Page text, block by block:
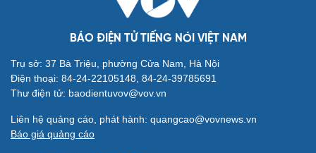
BÁO ĐIỆN TỬ TIẾNG NÓI VIỆT NAM
Trụ sở: 37 Bà Triệu, phường Cửa Nam, Hà Nội
Điện thoại: 84-24-22105148, 84-24-39785691
Thư điện tử: baodientuvov@vov.vn
Liên hệ quảng cáo, phát hành: quangcao@vovnews.vn
Báo giá quảng cáo